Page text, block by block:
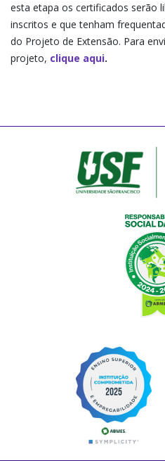
esta etapa os certificados serão
inscritos e que tenham
do Projeto de Extensão. Para
projeto, clique aqui.